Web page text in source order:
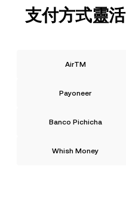
支付方式靈
AirTM
Payoneer
Banco Pichicha
Whish Money